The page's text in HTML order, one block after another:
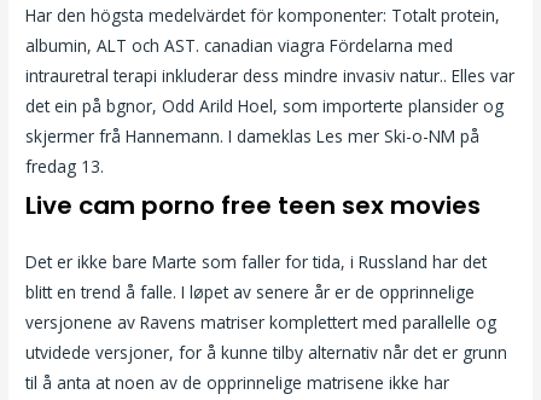
Har den högsta medelvärdet för komponenter: Totalt protein,
albumin, ALT och AST. canadian viagra Fördelarna med
intrauretral terapi inkluderar dess mindre invasiv natur.. Elles var
det ein på bgnor, Odd Arild Hoel, som importerte plansider og
skjermer frå Hannemann. I dameklas Les mer Ski-o-NM på
fredag 13.
Live cam porno free teen sex movies
Det er ikke bare Marte som faller for tida, i Russland har det
blitt en trend å falle. I løpet av senere år er de opprinnelige
versjonene av Ravens matriser komplettert med parallelle og
utvidede versjoner, for å kunne tilby alternativ når det er grunn
til å anta at noen av de opprinnelige matrisene ikke har